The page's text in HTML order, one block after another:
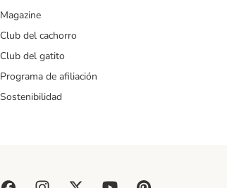
Magazine
Club del cachorro
Club del gatito
Programa de afiliación
Sostenibilidad